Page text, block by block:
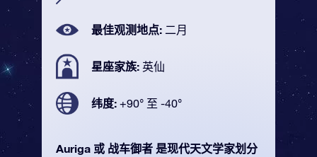
最佳观测地点: 二月
星座家族: 英仙
纬度: +90° 至 -40°
Auriga 或 战车御者 是现代天文学家划分